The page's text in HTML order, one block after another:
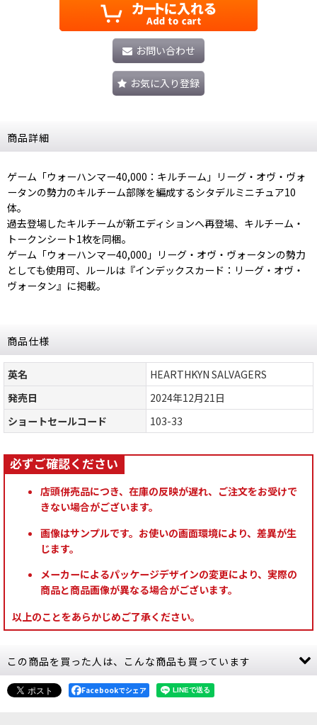
お問い合わせ
お気に入り登録
商品詳細
ゲーム「ウォーハンマー40,000：キルチーム」リーグ・オヴ・ヴォ
ータンの勢力のキルチーム部隊を編成するシタデルミニチュア10
体。
過去登場したキルチームが新エディションへ再登場、キルチーム・
トークンシート1枚を同梱。
ゲーム「ウォーハンマー40,000」リーグ・オヴ・ヴォータンの勢力
としても使用可、ルールは『インデックスカード：リーグ・オヴ・
ヴォータン』に掲載。
商品仕様
英名
HEARTHKYN SALVAGERS
発売日
2024年12月21日
ショートセールコード
103-33
店頭併売品につき、在庫の反映が遅れ、ご注文をお受けで
きない場合がございます。
画像はサンプルです。お使いの画面環境により、差異が生
じます。
メーカーによるパッケージデザインの変更により、実際の
商品と商品画像が異なる場合がございます。
以上のことをあらかじめご了承ください。
この商品を買った人は、こんな商品も買っています
Facebookでシェア